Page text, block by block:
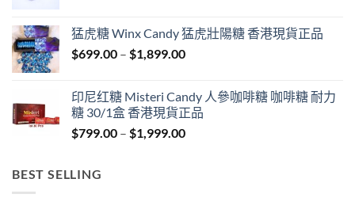
through
$1,849.00
猛虎糖 Winx Candy 猛虎壯陽糖 香港現貨正品
$699.00 – $1,899.00Price
through
$1,899.00
印尼红糖 Misteri Candy 人參咖啡糖 咖啡糖 耐力
糖 30/1盒 香港現貨正品
$799.00 – $1,999.00Price
BEST SELLING